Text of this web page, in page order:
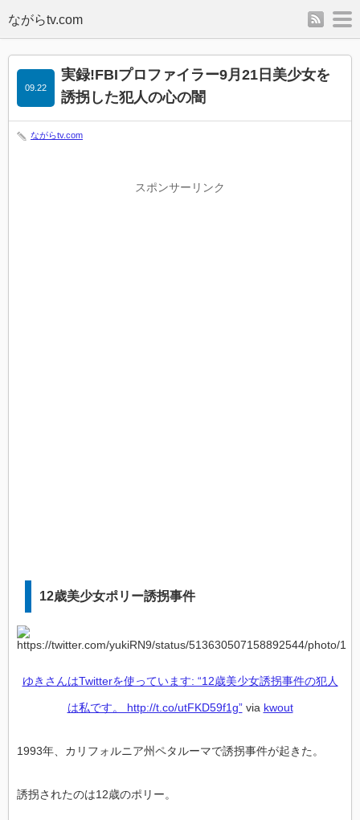
rss
実録!FBIプロファイラー9月21日美少女を
誘拐した犯人の心の闇
09.22
ながらtv.com
スポンサーリンク
12歳美少女ポリー誘拐事件
ゆきさんはTwitterを使っています: “12歳美少女誘拐事件の犯人
は私です。 http://t.co/utFKD59f1g”via kwout
1993年、カリフォルニア州ペタルーマで誘拐事件が起きた。
誘拐されたのは12歳のポリー。